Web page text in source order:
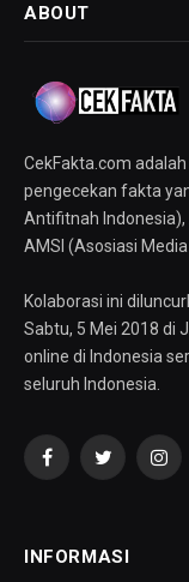
ABOUT
CekFakta.com
pengecekan fakta
Antifitnah
AMSI (Asosiasi
Kolaborasi ini
Sabtu, 5 Mei 2018 di
online di Indonesia
seluruh Indonesia.
FacebookTwitter
INFORMASI